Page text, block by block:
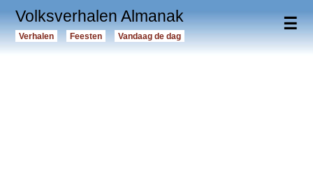
☰
Volksverhalen Almanak
Verhalen Feesten Vandaag de dag